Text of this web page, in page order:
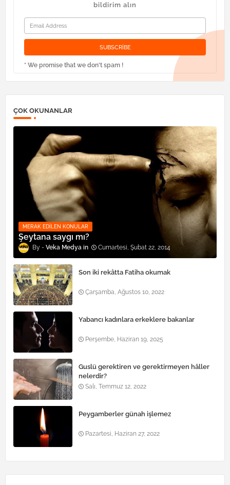
bildirim alın
* We promise that we don't spam !
ÇOK OKUNANLAR
MERAK EDILEN KONULAR
Şeytana saygı mı?
Veka Medya Cumartesi, Şubat 22, 2014
Son iki rekâtta Fatiha okumak
Çarşamba, Ağustos 10, 2022
Yabancı kadınlara erkeklere bakanlar
Perşembe, Haziran 19, 2025
Guslü gerektiren ve gerektirmeyen hâller
nelerdir?
Salı, Temmuz 12, 2022
Peygamberler günah işlemez
Pazartesi, Haziran 27, 2022